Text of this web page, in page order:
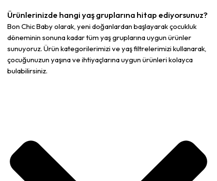
Ürünlerinizde hangi yaş gruplarına hitap ediyorsunuz?
Bon Chic Baby olarak, yeni doğanlardan başlayarak çocukluk
döneminin sonuna kadar tüm yaş gruplarına uygun ürünler
sunuyoruz. Ürün kategorilerimizi ve yaş filtrelerimizi kullanarak,
çocuğunuzun yaşına ve ihtiyaçlarına uygun ürünleri kolayca
bulabilirsiniz.